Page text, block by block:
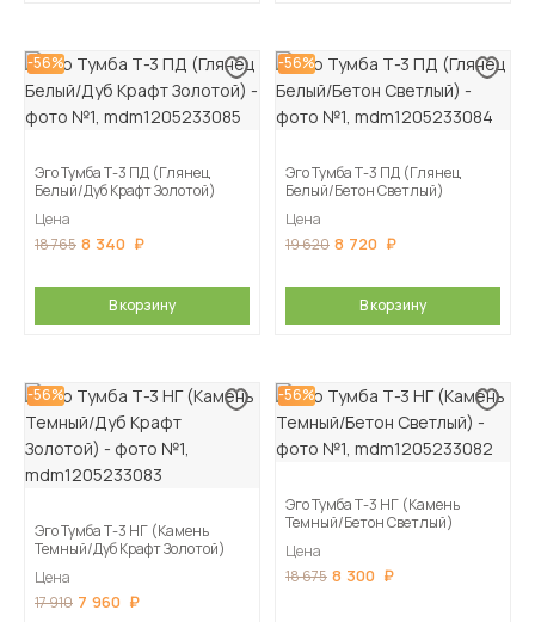
-56%
Эго Тумба Т-3 ПД (Глянец
Белый/Дуб Крафт Золотой)
Цена
18 765 8 340
В корзину
-56%
Эго Тумба Т-3 ПД (Глянец
Белый/Бетон Светлый)
Цена
19 620 8 720
В корзину
-56%
Эго Тумба Т-3 НГ (Камень
Темный/Дуб Крафт Золотой)
Цена
17 910 7 960
-56%
Эго Тумба Т-3 НГ (Камень
Темный/Бетон Светлый)
Цена
18 675 8 300